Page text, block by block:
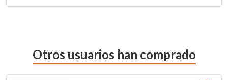
Otros usuarios han comprado